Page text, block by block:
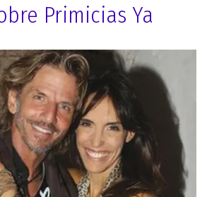
Primicias Ya